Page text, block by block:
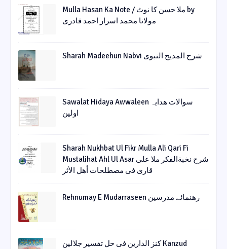
Mulla Hasan Ka Note / ملا حسن کا نوٹ by
مولانا محمد اسرار احمد قادری
Sharah Madeehun Nabvi شرح المدیح النبوی
Sawalat Hidaya Awwaleen سوالات ھدایہ
اولین
Sharah Nukhbat Ul Fikr Mulla Ali Qari Fi
Mustalihat Ahl Ul Asar شرح نخبةالفکر ملا علی
قاری فی مصطلحات أھل الأثر
Rehnumay E Mudarraseen رهنمائے مدرسین
کنز الدارین فی حل تفسیر جلالین Kanzud